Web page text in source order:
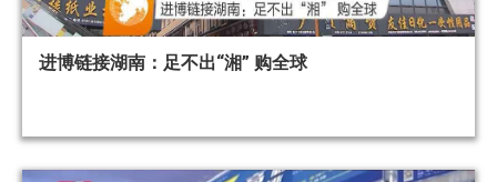
进博链接湖南：足不出“湘” 购全球